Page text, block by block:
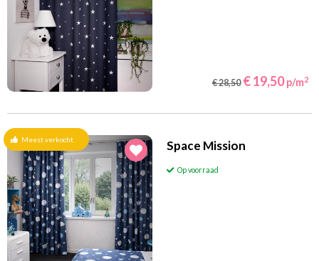
€ 28,50 € 19,50 p/m2
Meest verkocht Space Mission
Op voorraad